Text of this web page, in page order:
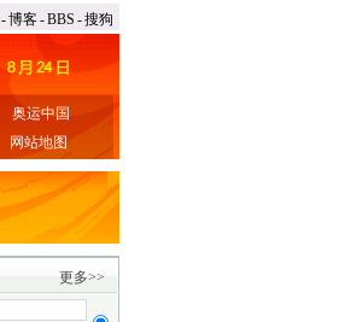
-博客-BBS -搜狗
奥运中国
网站地图
更多>>